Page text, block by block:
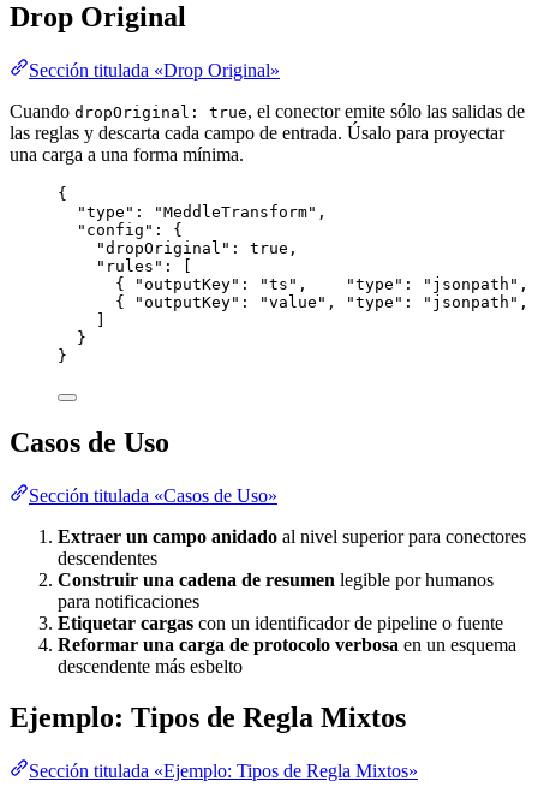
Drop Original
Sección titulada «Drop Original»
Cuando dropOriginal: true, el conector emite sólo las salidas de
las reglas y descarta cada campo de entrada. Úsalo para proyectar
una carga a una forma mínima.
{
"type" : "MeddleTransform" ,
"config" : {
"dropOriginal" : true ,
"rules" : [
{
"outputKey" : "ts " , "type" : " jsonpath " ,
{
"outputKey" : "value " , "type" : " jsonpath " ,
}
}
Casos de Uso
Sección titulada «Casos de Uso»
Extraer un campo anidado al nivel superior para conectores
descendentes
Construir una cadena de resumen legible por humanos
para notificaciones
Etiquetar cargas con un identificador de pipeline o fuente
Reformar una carga de protocolo verbosa en un esquema
descendente más esbelto
Ejemplo: Tipos de Regla Mixtos
Sección titulada «Ejemplo: Tipos de Regla Mixtos»